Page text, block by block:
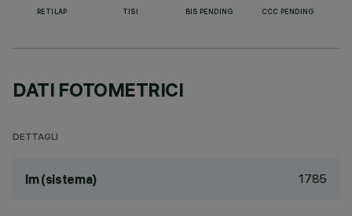
RETILAP TISI BIS PENDING CCC PENDING
DATI FOTOMETRICI
DETTAGLI
lm (sistema) 1785